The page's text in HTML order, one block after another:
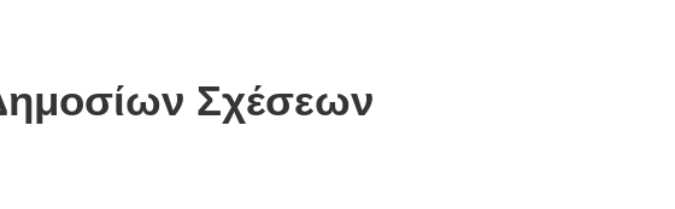
Σχέσεων